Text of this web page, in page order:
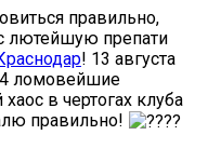
правильно,
лютейшую препати
! 13 августа
4 ломовейшие
в чертогах клуба
правильно!